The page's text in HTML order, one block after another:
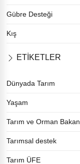
Gübre Desteği
Kış
ETİKETLER
Dünyada Tarım
Yaşam
Tarım ve Orman
Tarımsal destek
Tarım ÜFE